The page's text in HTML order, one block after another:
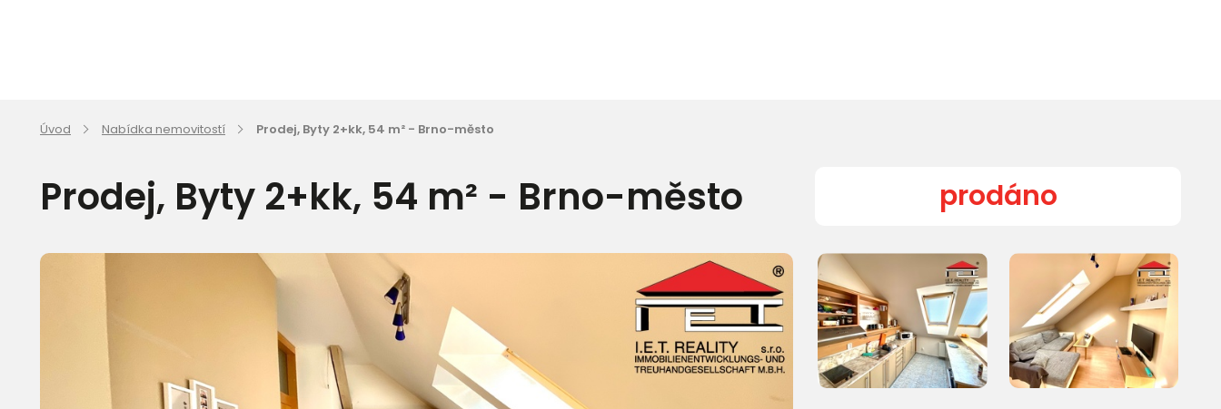
Úvod Nabídka nemovitostí Prodej, Byty 2+kk, 54 m² - Brno-město
Prodej, Byty 2+kk, 54 m² - Brno-město prodáno